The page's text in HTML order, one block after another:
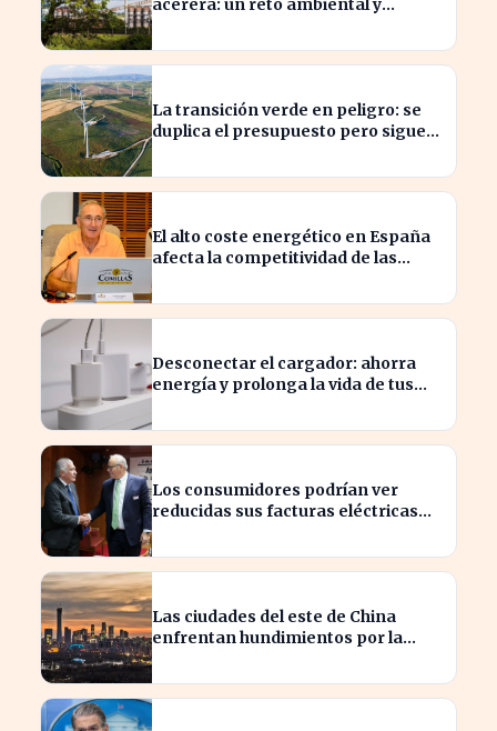
acerera: un reto ambiental y
La transición verde en peligro: se
duplica el presupuesto pero sigue
El alto coste energético en España
afecta la competitividad de las
Desconectar el cargador: ahorra
energía y prolonga la vida de tus
Los consumidores podrían ver
reducidas sus facturas eléctricas
para Iberdrola y Endesa.
Las ciudades del este de China
enfrentan hundimientos por la
subterránea